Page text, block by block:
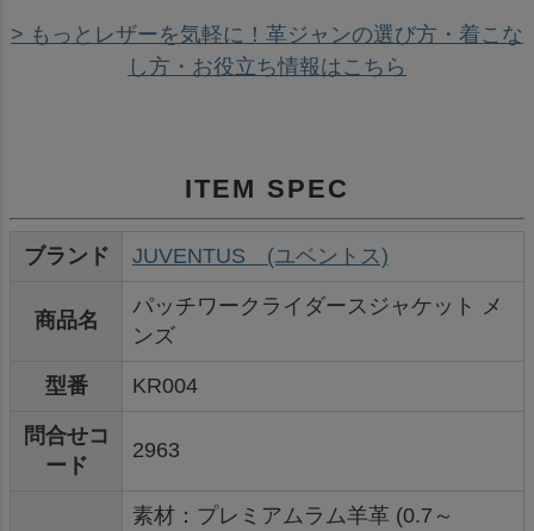
> もっとレザーを気軽に！革ジャンの選び方・着こな
し方・お役立ち情報はこちら
ITEM SPEC
ブランド JUVENTUS (ユベントス)
商品名
パッチワークライダースジャケット メ
ンズ
型番 KR004
問合せコ
ード
2963
素材：プレミアムラム羊革 (0.7～